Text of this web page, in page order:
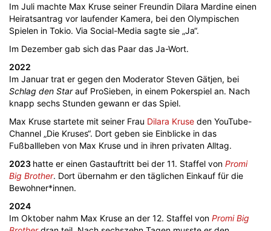
Im Juli machte Max Kruse seiner Freundin Dilara Mardine einen
Heiratsantrag vor laufender Kamera, bei den Olympischen
Spielen in Tokio. Via Social-Media sagte sie „Ja“.
Im Dezember gab sich das Paar das Ja-Wort.
2022
Im Januar trat er gegen den Moderator Steven Gätjen, bei
Schlag den Starauf ProSieben, in einem Pokerspiel an. Nach
knapp sechs Stunden gewann er das Spiel.
Max Kruse startete mit seiner Frau Dilara Kruse den YouTube-
Channel „Die Kruses“. Dort geben sie Einblicke in das
Fußballleben von Max Kruse und in ihren privaten Alltag.
2023 hatte er einen Gastauftritt bei der 11. Staffel von Promi
Big Brother. Dort übernahm er den täglichen Einkauf für die
Bewohner*innen.
2024
Im Oktober nahm Max Kruse an der 12. Staffel von Promi Big